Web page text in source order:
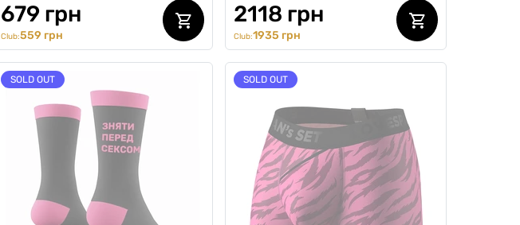
679 грн
Club:559 грн
2118 грн
Club:1935 грн
SOLD OUT SOLD OUT